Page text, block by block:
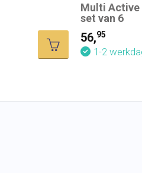
Multi Active
set van 6
56,95
1-2